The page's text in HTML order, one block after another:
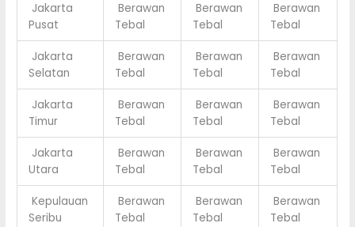
Jakarta
Pusat
Berawan
Tebal
Berawan
Tebal
Berawan
Tebal
Jakarta
Selatan
Berawan
Tebal
Berawan
Tebal
Berawan
Tebal
Jakarta
Timur
Berawan
Tebal
Berawan
Tebal
Berawan
Tebal
Jakarta
Utara
Berawan
Tebal
Berawan
Tebal
Berawan
Tebal
Kepulauan
Seribu
Berawan
Tebal
Berawan
Tebal
Berawan
Tebal